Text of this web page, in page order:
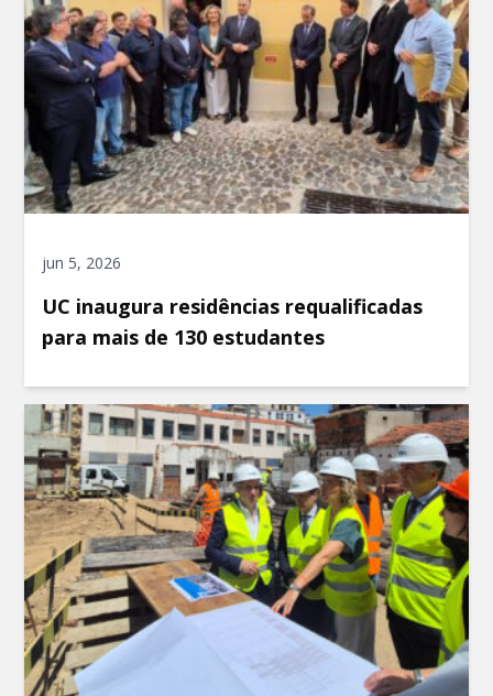
jun 5, 2026
UC inaugura residências requalificadas
para mais de 130 estudantes